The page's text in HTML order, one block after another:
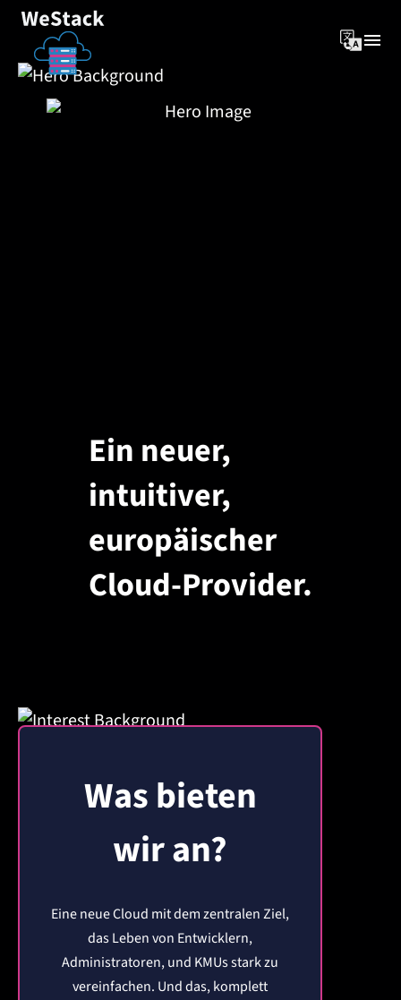
Ein neuer,
intuitiver,
europäischer
Cloud-Provider.
Was bieten
wir an?
Eine neue Cloud mit dem zentralen Ziel,
das Leben von Entwicklern,
Administratoren, und KMUs stark zu
vereinfachen. Und das, komplett